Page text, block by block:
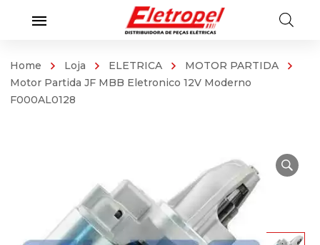
Home Loja ELETRICA
MOTOR PARTIDA
Motor Partida JF MBB Eletronico 12V Moderno
F000AL0128